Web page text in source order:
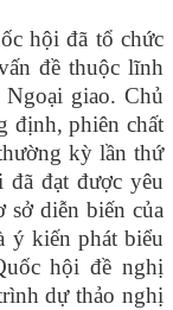
hội đã tổ chức
đề thuộc lĩnh
giao. Chủ
định, phiên chất
kỳ lần thứ
đạt được yêu
sở diễn biến của
ý kiến phát biểu
hội đề nghị
dự thảo nghị